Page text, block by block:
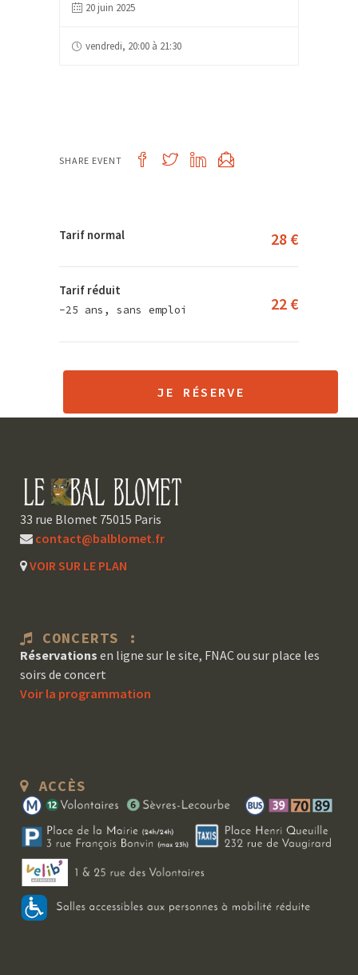
20 juin 2025
vendredi, 20:00 à 21:30
SHARE EVENT
Tarif normal 28 €
Tarif réduit
-25 ans, sans emploi 22 €
JE RÉSERVE
33 rue Blomet 75015 Paris
contact@balblomet.fr
VOIR SUR LE PLAN
CONCERTS :
Réservations en ligne sur le site, FNAC ou sur place les
soirs de concert
Voir la programmation
ACCÈS